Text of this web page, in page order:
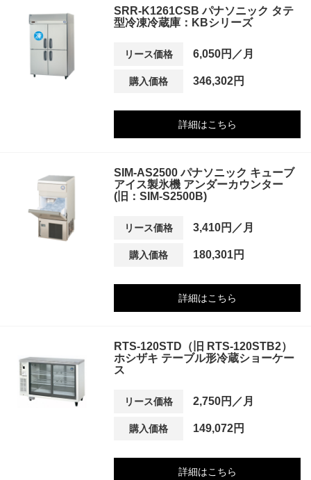
SRR-K1261CSB パナソニック タテ
型冷凍冷蔵庫：KBシリーズ
リース価格 6,050円／月
購入価格 346,302円
詳細はこちら
SIM-AS2500 パナソニック キューブ
アイス製氷機 アンダーカウンター
(旧：SIM-S2500B)
リース価格 3,410円／月
購入価格 180,301円
詳細はこちら
RTS-120STD（旧 RTS-120STB2）
ホシザキ テーブル形冷蔵ショーケー
ス
リース価格 2,750円／月
購入価格 149,072円
詳細はこちら